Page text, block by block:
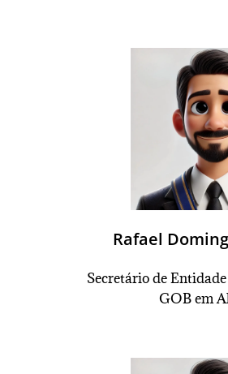
Rafael
Secretáriode
GOB em